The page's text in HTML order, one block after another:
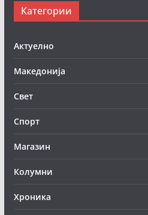
Категории
Актуелно
Македонија
Свет
Спорт
Магазин
Колумни
Хроника